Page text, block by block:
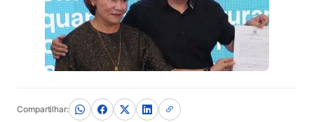
Compartilhar: